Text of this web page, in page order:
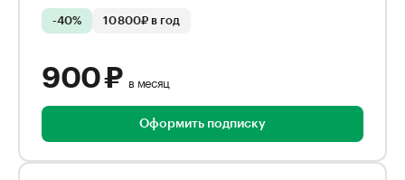
-40% 10 800₽ в год
900 ₽ в месяц
Оформить подписку